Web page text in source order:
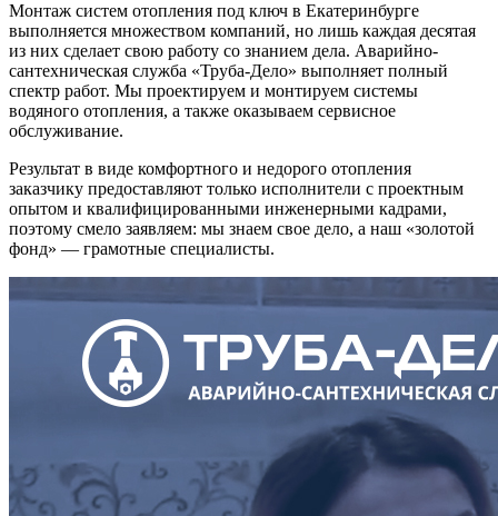
Монтаж систем отопления под ключ в Екатеринбурге
выполняется множеством компаний, но лишь каждая десятая
из них сделает свою работу со знанием дела. Аварийно-
сантехническая служба «Труба-Дело» выполняет полный
спектр работ. Мы проектируем и монтируем системы
водяного отопления, а также оказываем сервисное
обслуживание.
Результат в виде комфортного и недорого отопления
заказчику предоставляют только исполнители с проектным
опытом и квалифицированными инженерными кадрами,
поэтому смело заявляем: мы знаем свое дело, а наш «золотой
фонд» — грамотные специалисты.